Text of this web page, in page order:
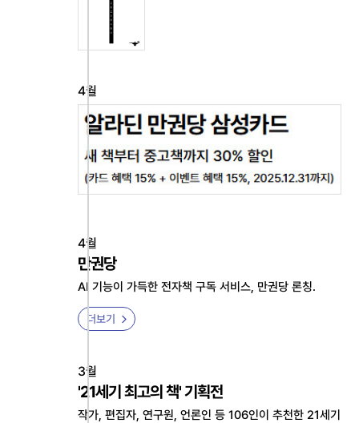
4월
4월
만권당
AI 기능이 가득한 전자책 구독 서비스, 만권당 론칭.
더보기
3월
'21세기 최고의 책' 기획전
작가, 편집자, 연구원, 언론인 등 106인이 추천한 21세기